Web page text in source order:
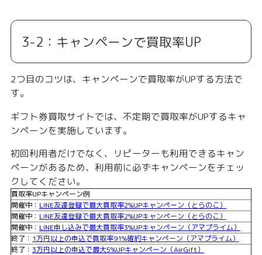
3-2：キャンペーンで買取率UP
2つ目のコツは、キャンペーンで買取率がUPする方法で
す。
ギフト券買取サイトでは、不定期で買取率がUPするキャ
ンペーンを実施しています。
初回利用者だけでなく、リピーターも利用できるキャン
ペーンがあるため、利用前に必ずキャンペーンをチェッ
クしてください。
買取率UPキャンペーン例
開催中： LINE友達登録で最大買取率2%UPキャンペーン（とらのこ）
開催中： LINE友達登録で最大買取率2%UPキャンペーン（とらのこ）
開催中： LINE申し込みで最大買取率3%UPキャンペーン（アマプライム）
終了： 1万円以上の申込で買取率91%確約キャンペーン（アマプライム）
終了： 3万円以上の申込で最大5%UPキャンペーン（AirGift）